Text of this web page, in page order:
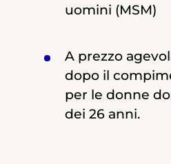
uomini (MSM)
A prezzo
dopo il
per le donne
dei 26 anni.